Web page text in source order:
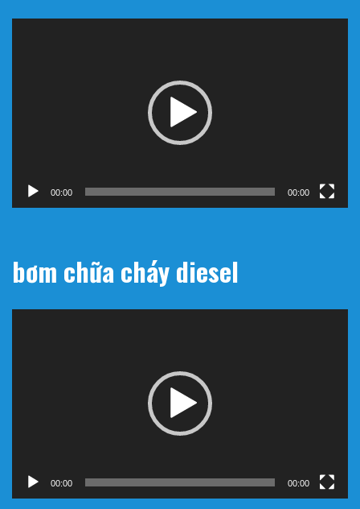
00:00 00:00
bơm chữa cháy diesel
00:00 00:00